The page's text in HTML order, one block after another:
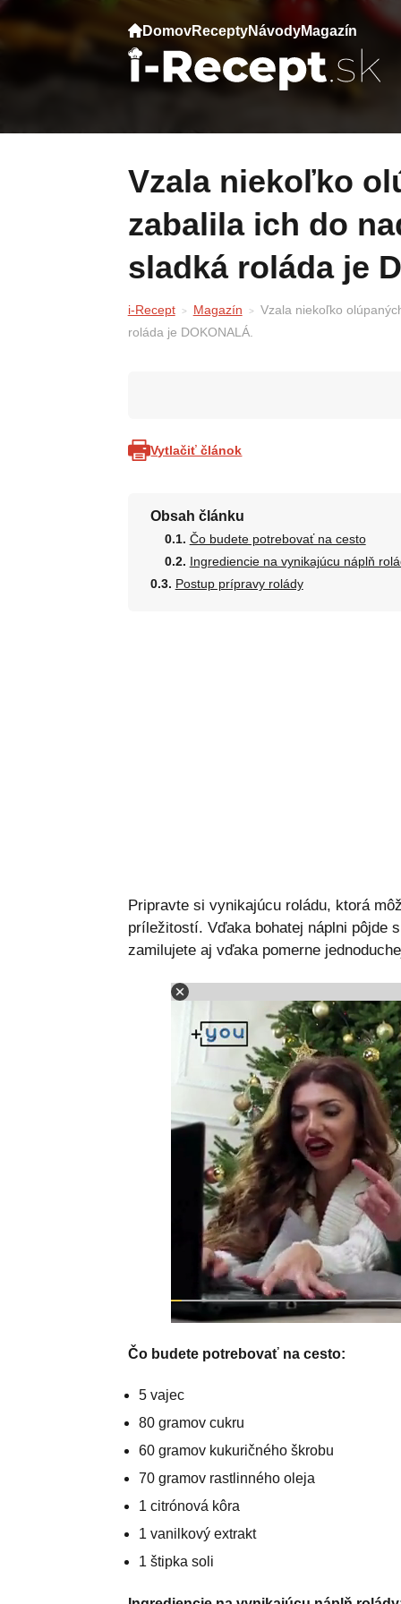
DomovReceptyNávodyMagazín
Vzala niekoľko olúpaných mandarínok a
zabalila ich do
sladká roláda je
i-Recept Magazín
Vzala niekoľko
roláda je DOKONALÁ.
Vytlačiť článok
Obsah článku
Čo budete potrebovať na cesto
Ingrediencie na vynikajúcu náplň
Postup prípravy rolády
Pripravte si vynikajúcu roládu, ktorá
príležitostí. Vďaka bohatej náplni pôjde
zamilujete aj vďaka pomerne
Čo budete potrebovať na cesto:
5 vajec
80 gramov cukru
60 gramov kukuričného škrobu
70 gramov rastlinného oleja
1 citrónová kôra
1 vanilkový extrakt
1 štipka soli